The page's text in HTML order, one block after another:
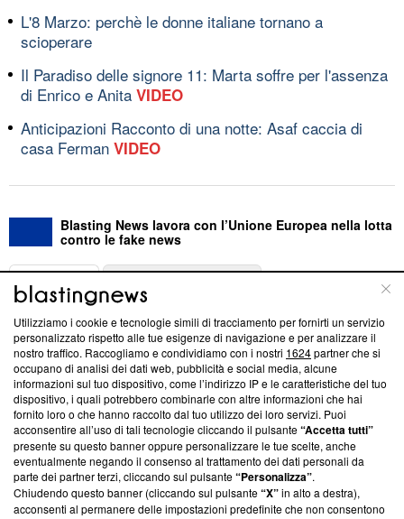
L'8 Marzo: perchè le donne italiane tornano a
scioperare
Il Paradiso delle signore 11: Marta soffre per l'assenza
di Enrico e Anita VIDEO
Anticipazioni Racconto di una notte: Asaf caccia di
casa Ferman VIDEO
Blasting News lavora con l’Unione Europea nella lotta
contro le fake news
ABOUT
Questa sezione offre informazioni trasparenti su Blasting
News, sui nostri processi editoriali e su come ci impegniamo a
creare news di qualità. Inoltre, afferma la nostra aderenza a
‘Trust Project - News with Integrity’Blasting News non è
ancora membro del programma, ma ha richiesto di farne
parte; Trust Project non ha ancora effettuato una verifica di
conformità agli standard.
Su di noi
Team editoriale
Utilizziamo i cookie e tecnologie simili di tracciamento per fornirti un servizio
personalizzato rispetto alle tue esigenze di navigazione e per analizzare il
nostro traffico. Raccogliamo e condividiamo con i nostri 1624partner che si
occupano di analisi dei dati web, pubblicità e social media, alcune
informazioni sul tuo dispositivo, come l’indirizzo IP e le caratteristiche del tuo
dispositivo, i quali potrebbero combinarle con altre informazioni che hai
fornito loro o che hanno raccolto dal tuo utilizzo dei loro servizi. Puoi
acconsentire all’uso di tali tecnologie cliccando il pulsante“Accetta tutti”
presente su questo banner oppure personalizzare le tue scelte, anche
eventualmente negando il consenso al trattamento dei dati personali da
parte dei partner terzi, cliccando sul pulsante“Personalizza”.
Chiudendo questo banner (cliccando sul pulsante“X”in alto a destra),
acconsenti al permanere delle impostazioni predefinite che non consentono